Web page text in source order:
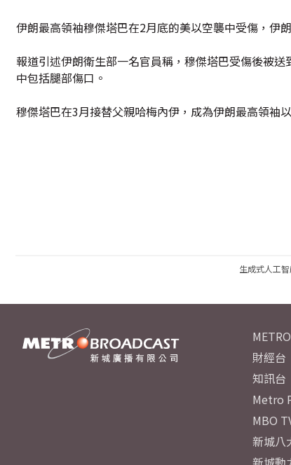
伊朗最高領袖穆傑塔巴在2月底的美以空襲中受傷，伊
報道引述伊朗衛生部一名官員稱，穆傑塔巴受傷後被
中包括腿部傷口。
穆傑塔巴在3月接替父親哈梅內伊，成為伊朗最高領袖
生成式人工
財經台
知訊台
Metro
MBO
新城八